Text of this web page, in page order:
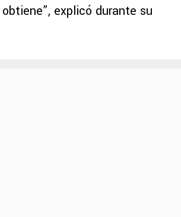
explicó durante su